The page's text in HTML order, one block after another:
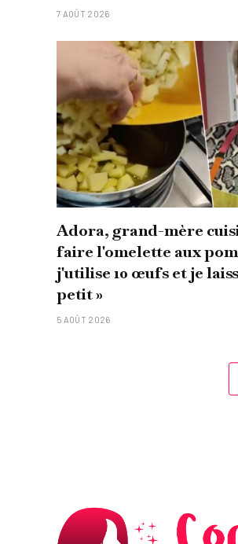
7 AOÛT 2026
Adora, grand-mère
faire l'omelette aux
j'utilise 10 œufs et je
petit »
5 AOÛT 2026